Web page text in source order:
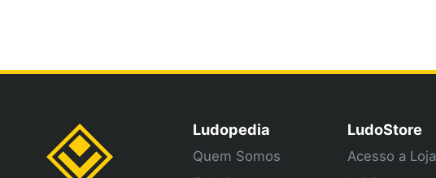
Ludopedia
Quem Somos
LudoStore
Acesso a Loja